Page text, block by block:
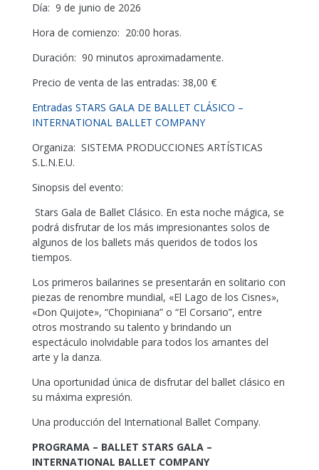
Día: 9 de junio de 2026
Hora de comienzo: 20:00 horas.
Duración: 90 minutos aproximadamente.
Precio de venta de las entradas: 38,00 €
Entradas STARS GALA DE BALLET CLÁSICO –
INTERNATIONAL BALLET COMPANY
Organiza: SISTEMA PRODUCCIONES ARTÍSTICAS
S.L.N.E.U.
Sinopsis del evento:
Stars Gala de Ballet Clásico. En esta noche mágica, se
podrá disfrutar de los más impresionantes solos de
algunos de los ballets más queridos de todos los
tiempos.
Los primeros bailarines se presentarán en solitario con
piezas de renombre mundial, «El Lago de los Cisnes»,
«Don Quijote», “Chopiniana” o “El Corsario”, entre
otros mostrando su talento y brindando un
espectáculo inolvidable para todos los amantes del
arte y la danza.
Una oportunidad única de disfrutar del ballet clásico en
su máxima expresión.
Una producción del International Ballet Company.
PROGRAMA – BALLET STARS GALA –
INTERNATIONAL BALLET COMPANY